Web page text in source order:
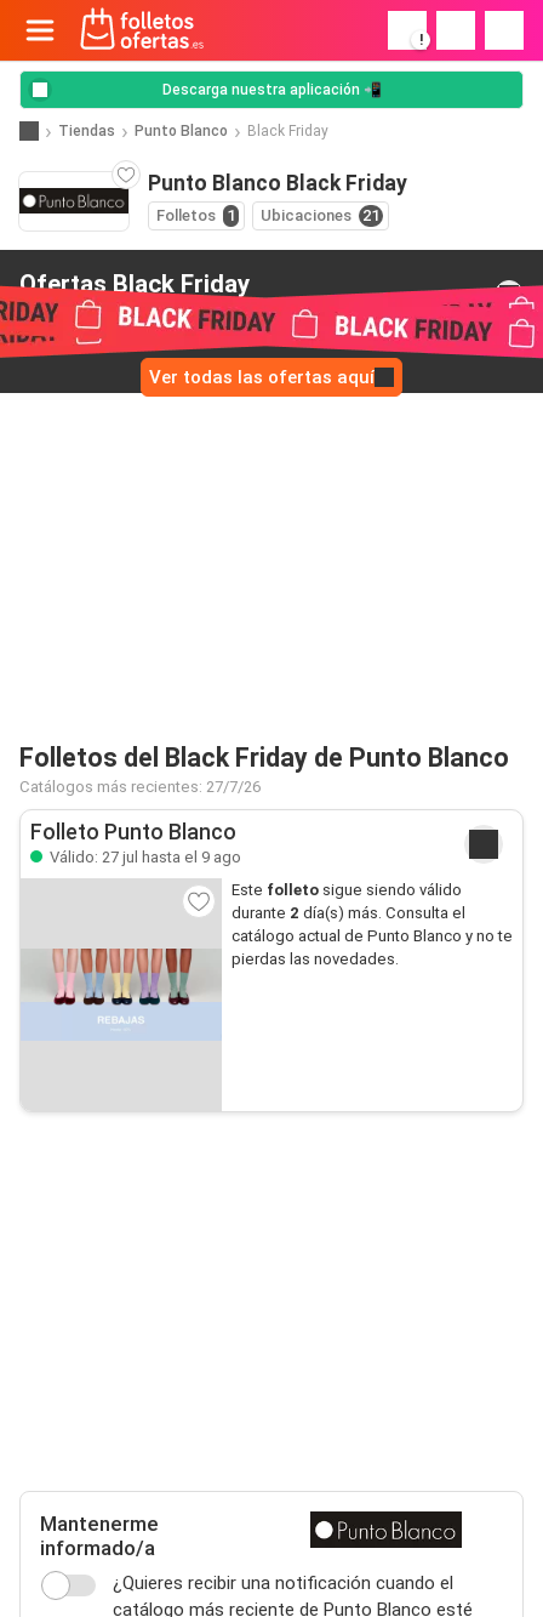
!
Descarga nuestra aplicación 📲
Tiendas Punto Blanco Black Friday
Punto Blanco Black Friday
Folletos 1 Ubicaciones 21
Ofertas Black Friday
de Punto Blanco
Ver todas las ofertas aquí
Folletos del Black Friday de Punto Blanco
Catálogos más recientes: 27/7/26
Folleto Punto Blanco
Válido: 27 jul hasta el 9 ago
Este folletosigue siendo válido
durante 2 día(s) más. Consulta el
catálogo actual de Punto Blanco y no te
pierdas las novedades.
Mantenerme
informado/a
¿Quieres recibir una notificación cuando el
catálogo más reciente de Punto Blanco esté